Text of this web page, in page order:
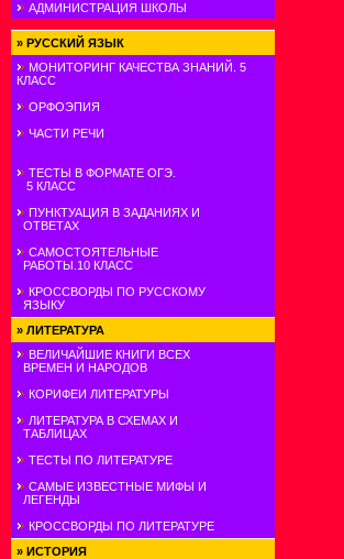
АДМИНИСТРАЦИЯ ШКОЛЫ
» РУССКИЙ ЯЗЫК
МОНИТОРИНГ КАЧЕСТВА ЗНАНИЙ. 5
КЛАСС
ОРФОЭПИЯ
ЧАСТИ РЕЧИ
ТЕСТЫ В ФОРМАТЕ ОГЭ.
5 КЛАСС
ПУНКТУАЦИЯ В ЗАДАНИЯХ И
ОТВЕТАХ
САМОСТОЯТЕЛЬНЫЕ
РАБОТЫ.10 КЛАСС
КРОССВОРДЫ ПО РУССКОМУ
ЯЗЫКУ
» ЛИТЕРАТУРА
ВЕЛИЧАЙШИЕ КНИГИ ВСЕХ
ВРЕМЕН И НАРОДОВ
КОРИФЕИ ЛИТЕРАТУРЫ
ЛИТЕРАТУРА В СХЕМАХ И
ТАБЛИЦАХ
ТЕСТЫ ПО ЛИТЕРАТУРЕ
САМЫЕ ИЗВЕСТНЫЕ МИФЫ И
ЛЕГЕНДЫ
КРОССВОРДЫ ПО ЛИТЕРАТУРЕ
» ИСТОРИЯ